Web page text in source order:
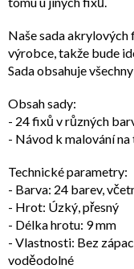
Naše sada akrylových
výrobce, takže bude
Sada obsahuje
Obsah sady:
- 24 fixů v různých
- Návod k malování
Technické parametry:
- Barva: 24 barev,
- Hrot: Úzký, přesný
- Délka hrotu: 9 mm
- Vlastnosti: Bez
voděodolné